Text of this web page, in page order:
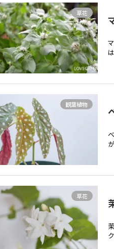
草花
観葉植物
草花